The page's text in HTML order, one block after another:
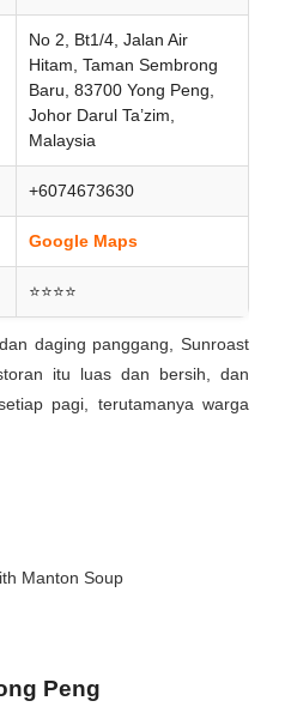
No 2, Bt1/4, Jalan Air
Hitam, Taman Sembrong
Baru, 83700 Yong Peng,
Johor Darul Ta’zim,
Malaysia
+6074673630
Google Maps
⭐⭐⭐⭐
daging panggang, Sunroast
itu luas dan bersih, dan
pagi, terutamanya warga
Manton Soup
Peng